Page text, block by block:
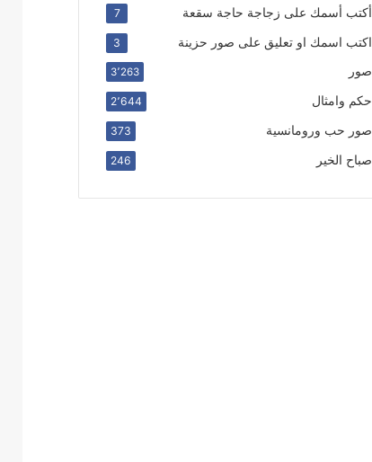
أكتب أسمك على زجاجة حاجة سقعة 7
اكتب اسمك او تعليق على صور حزينة 3
صور 3٬263
حكم وامثال 2٬644
صور حب ورومانسية 373
صباح الخير 246